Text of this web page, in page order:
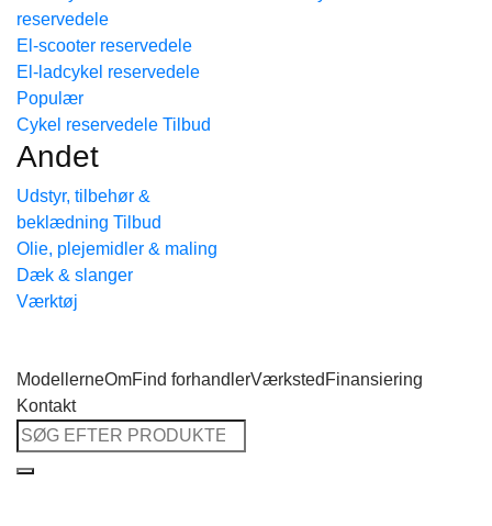
reservedele
El-scooter reservedele
El-ladcykel reservedele
Cykel reservedele
Andet
Udstyr, tilbehør &
beklædning
Olie, plejemidler & maling
Dæk & slanger
Værktøj
ModellerneOmFind forhandlerVærksted Finansiering
Kontakt
Søg
efter: